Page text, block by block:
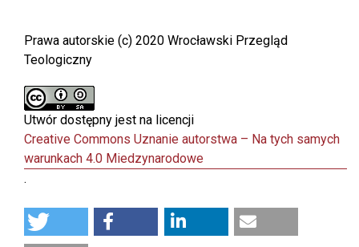
Prawa autorskie (c) 2020 Wrocławski Przegląd
Teologiczny
Utwór dostępny jest na licencji
Creative Commons Uznanie autorstwa – Na tych samych
warunkach 4.0 Miedzynarodowe
.